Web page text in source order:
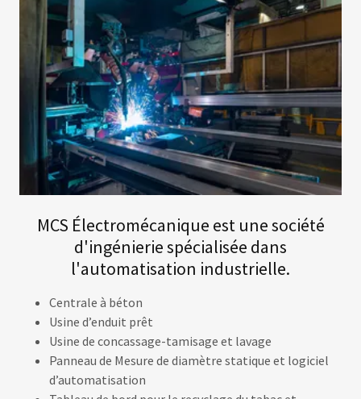
MCS Électromécanique est une société
d'ingénierie spécialisée dans
l'automatisation industrielle.
Centrale à béton
Usine d’enduit prêt
Usine de concassage-tamisage et lavage
Panneau de Mesure de diamètre statique et logiciel
d’automatisation